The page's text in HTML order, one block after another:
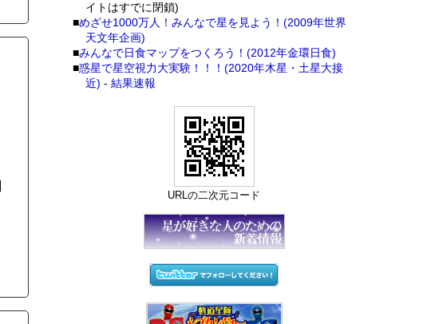
イトはすでに閉鎖)
■めざせ1000万人！みんなで星を見よう！(2009年世界
天文年企画)
■みんなで日食マップをつくろう！(2012年金環日食)
■惑星で星空視力大実験！！！(2020年木星・土星大接
近) -結果速報
URLの二次元コード